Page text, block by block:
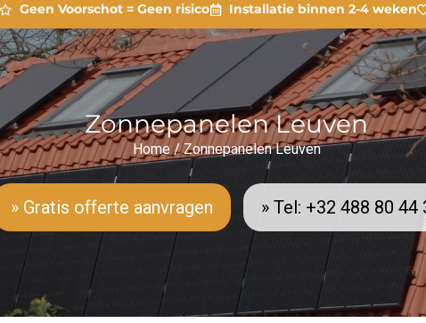
Geen Voorschot = Geen risico Installatie binnen 2-4 weken
Zonnepanelen Leuven
Home/ Zonnepanelen Leuven
» Gratis offerte aanvragen » Tel: +32 488 80 44